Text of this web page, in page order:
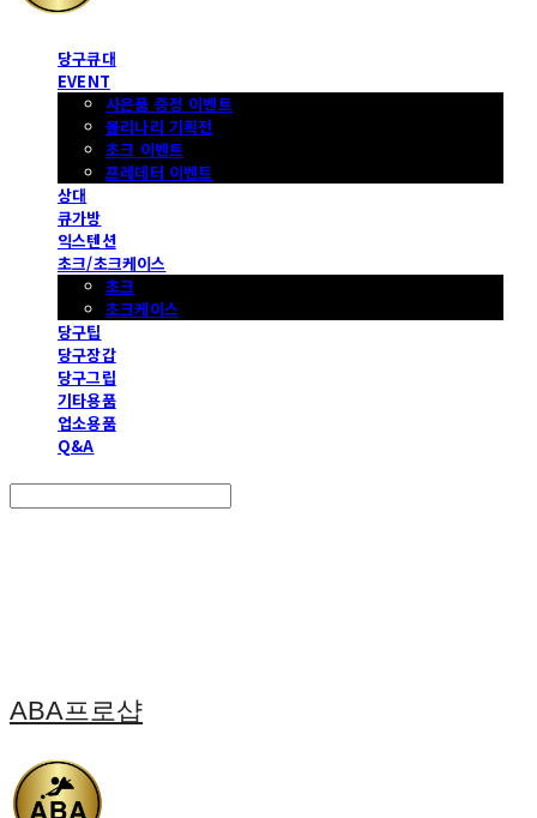
당구큐대
EVENT
사은품 증정 이벤트
몰리나리 기획전
초크 이벤트
프레데터 이벤트
상대
큐가방
익스텐션
초크/초크케이스
초크
초크케이스
당구팁
당구장갑
당구그립
기타용품
업소용품
Q&A
ABA프로샵